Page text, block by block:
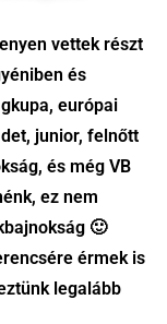
vettek részt
és
európai
junior, felnőtt
és még VB
ez nem
🙂
érmek is
legalább